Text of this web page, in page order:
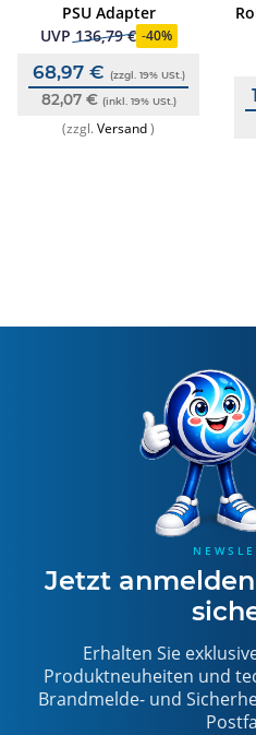
PSU Adapter
UVP 136,79 € -40%
68,97 € (zzgl. 19% USt.)
82,07 € (inkl. 19% USt.)
(zzgl.Versand)
Jetzt
Erhalten Sie
Produktneuheiten und
Brandmelde- und